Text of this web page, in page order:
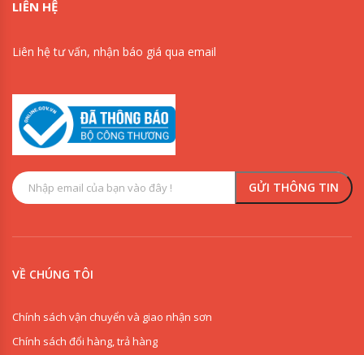
LIÊN HỆ
Liên hệ tư vấn, nhận báo giá qua email
VỀ CHÚNG TÔI
Chính sách vận chuyển và giao nhận sơn
Chính sách đổi hàng, trả hàng